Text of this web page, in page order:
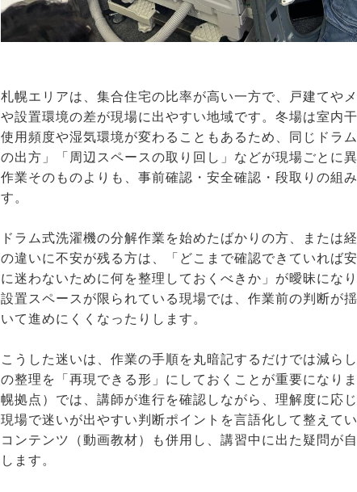
札幌エリアは、集合住宅の比率が高い一方で、戸建てや
や設置環境の差が現場に出やすい地域です。冬場は室内
使用頻度や湿気環境が変わることもあるため、同じドラ
の出方」「周辺スペースの取り回し」などが現場ごとに
作業そのものよりも、事前確認・安全確認・段取りの組
す。
ドラム式洗濯機の分解作業を始めたばかりの方、または
の違いに不安が残る方は、「どこまで確認できていれば
に迷わないために何を整理しておくべきか」が曖昧にな
設置スペースが限られている現場では、作業前の判断が
いて進めにくくなったりします。
こうした迷いは、作業の手順を丸暗記するだけでは減ら
の整理を「再現できる形」にしておくことが重要になり
幌拠点）では、講師が進行を確認しながら、理解度に応
現場で迷いが出やすい判断ポイントを言語化して整えて
コンテンツ（動画教材）も併用し、講習中に出た疑問が
します。